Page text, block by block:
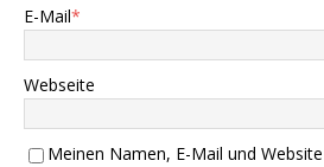
E-Mail*
Webseite
Meinen Namen, E-Mail und